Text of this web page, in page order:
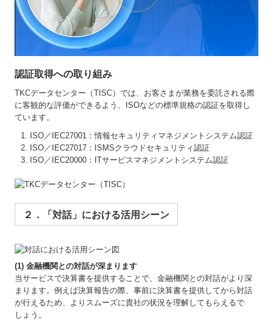
認証取得への取り組み
TKCデータセンター（TISC）では、お客さまが業務を委託される際
に客観的な評価ができるよう、ISOなどの標準規格の認証を取得し
ています。
ISO／IEC27001：情報セキュリティマネジメントシステム認証
ISO／IEC27017：ISMSクラウドセキュリティ認証
ISO／IEC20000：ITサービスマネジメントシステム認証
２．「対話」における活用シーン
(1) 金融機関との対話が深まります
当サービスで決算書を提供することで、金融機関との対話がより深
まります。例えば決算報告の際、事前に決算書を提供してから対話
が行えるため、よりスムーズに貴社の状況を理解してもらえるで
しょう。